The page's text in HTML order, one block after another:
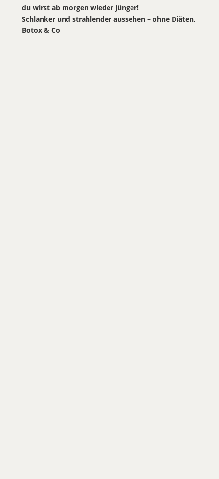
du wirst ab morgen wieder jünger!
Schlanker und strahlender aussehen – ohne Diäten,
Botox & Co